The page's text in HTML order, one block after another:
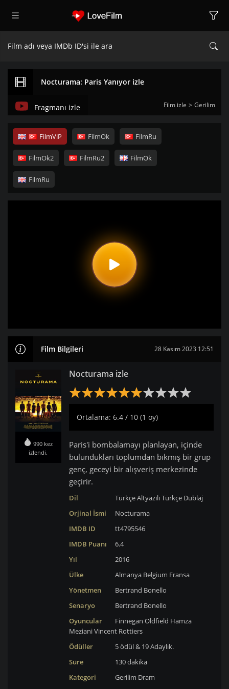
Nocturama: Paris Yanıyor izle
Film izle Gerilim
Fragmanı izle
FilmViP FilmOk FilmRu
FilmOk2 FilmRu2 FilmOk
FilmRu
Film Bilgileri 28 Kasım 2023 12:51
990 kez
izlendi.
Nocturama izle
Ortalama: 6.4 / 10 (1 oy)
Paris'i bombalamayı planlayan, içinde
bulundukları toplumdan bıkmış bir grup
genç, geceyi bir alışveriş merkezinde
geçirir.
Dil Türkçe AltyazılıTürkçe Dublaj
Orjinal İsmi
Nocturama
IMDB ID
tt4795546
IMDB Puanı
6.4
Yıl
2016
Ülke
Almanya Belgium Fransa
Yönetmen
Bertrand Bonello
Senaryo
Bertrand Bonello
Oyuncular
Finnegan Oldfield Hamza
MezianiVincent Rottiers
Ödüller
5 ödül & 19 Adaylık.
Süre
130 dakika
Kategori
Gerilim Dram